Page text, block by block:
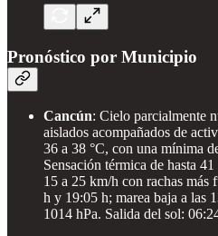
Pronóstico por Municipio
Cancún: Cielo parcialmente
aislados acompañados de
36 a 38 °C, con una mínima
Sensación térmica de hasta
15 a 25 km/h con rachas más
h y 19:05 h; marea baja a las
1014 hPa. Salida del sol: